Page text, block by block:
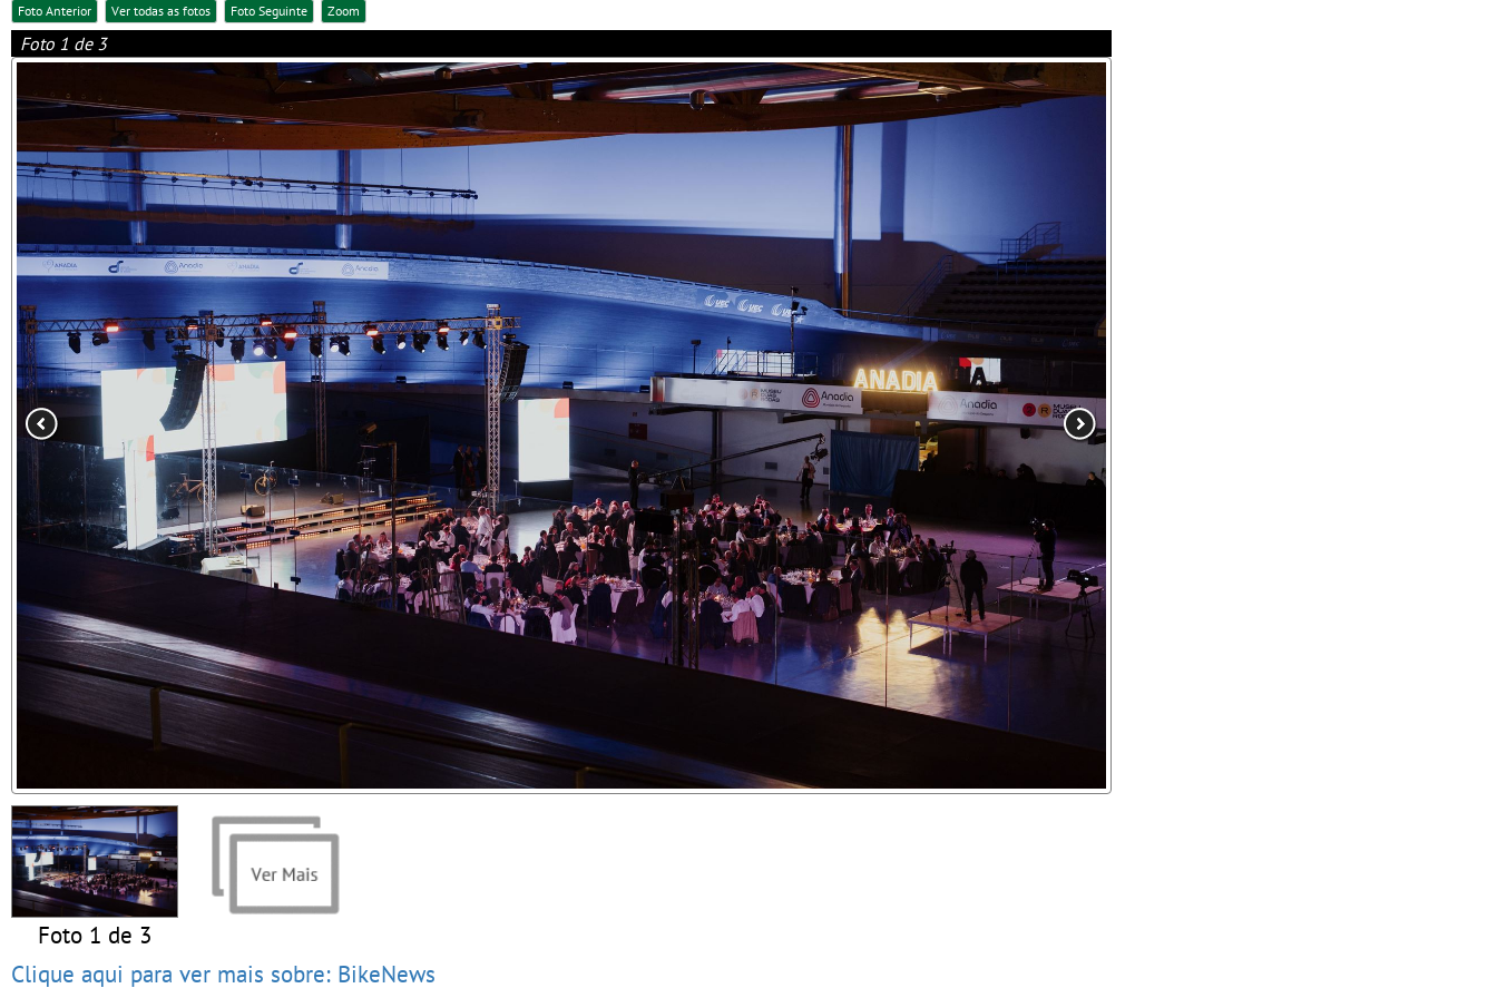
Foto Anterior Ver todas as fotos Foto Seguinte Zoom
Foto 1 de 3
Foto 1 de 3
Clique aqui para ver mais sobre: BikeNews